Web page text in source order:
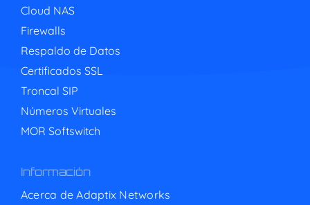
Cloud NAS
Firewalls
Respaldo de Datos
Certificados SSL
Troncal SIP
Números Virtuales
MOR Softswitch
Información
Acerca de Adaptix Networks